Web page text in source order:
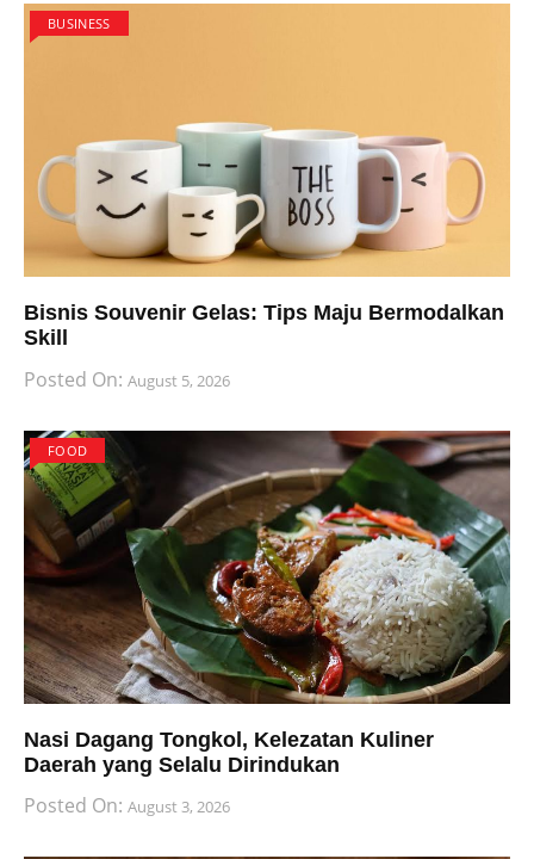
BUSINESS
Bisnis Souvenir Gelas: Tips Maju Bermodalkan
Skill
Posted On: August 5, 2026
FOOD
Nasi Dagang Tongkol, Kelezatan Kuliner
Daerah yang Selalu Dirindukan
Posted On: August 3, 2026